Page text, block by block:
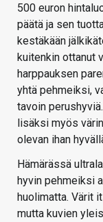
500 euron
päätä ja sen
kestäkään
kuitenkin ottanut
harppauksen
yhtä pehmeiksi,
tavoin
lisäksi myös
olevan ihan
Hämärässä
hyvin pehmeiksi
huolimatta. Värit
mutta kuvien